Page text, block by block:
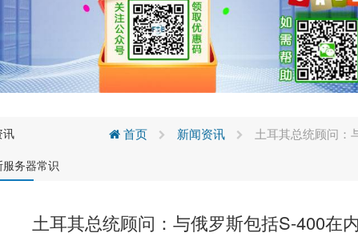
讯
务器常识
首页 新闻资讯 土耳其总统顾问：
土耳其总统顾问：与俄罗斯包括S-400在